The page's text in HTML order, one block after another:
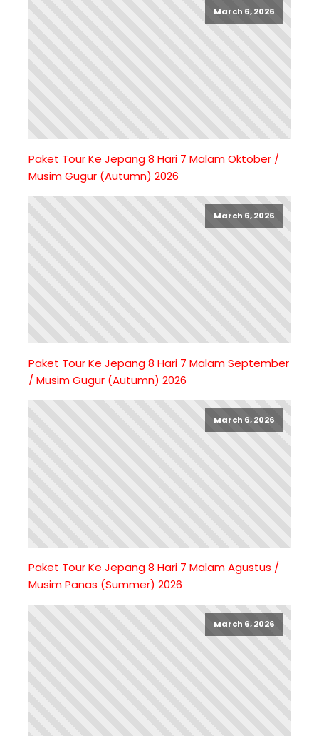
March 6, 2026
Paket Tour Ke Jepang 8 Hari 7 Malam Oktober /
Musim Gugur (Autumn) 2026
March 6, 2026
Paket Tour Ke Jepang 8 Hari 7 Malam September
/ Musim Gugur (Autumn) 2026
March 6, 2026
Paket Tour Ke Jepang 8 Hari 7 Malam Agustus /
Musim Panas (Summer) 2026
March 6, 2026